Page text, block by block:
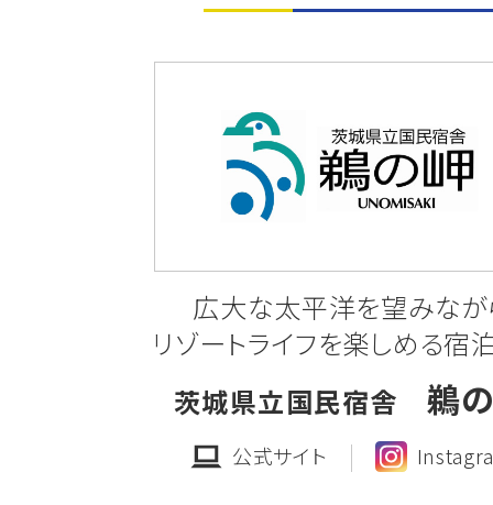
「第76-45号 坂東山地区 道路改良
「第76-46号 坂東山地区 道路改良
フロンティアパーク坂東(坂東山地区)
注見通し(令和7年度第4四半期分)に
広大な太平洋を望みなが
リゾートライフを楽しめる宿
茨城県立国民宿舎 鵜
公式サイト